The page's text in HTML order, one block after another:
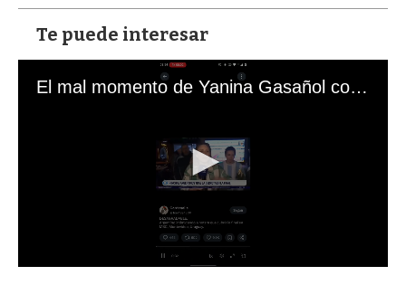
Te puede interesar
El mal momento de Yanina Gasañol con un hincha argentino en "Subrayado"